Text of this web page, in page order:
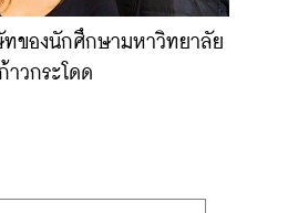
ทของนักศึกษามหาวิทยาลัย
าวกระโดด